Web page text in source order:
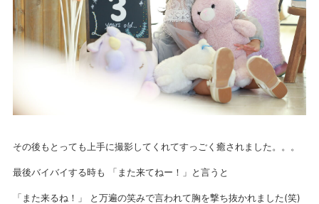
その後もとっても上手に撮影してくれてすっごく癒されました。。。
最後バイバイする時も 「また来てねー！」と言うと
「また来るね！」 と万遍の笑みで言われて胸を撃ち抜かれました(笑)